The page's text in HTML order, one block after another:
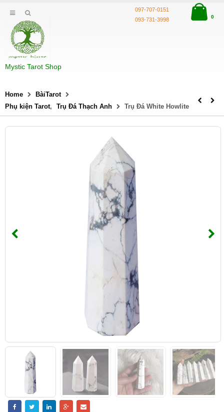
Mystic Tarot Shop
097-707-0151
093-731-3998
0
Home
BàiTarot
Phụ kiện Tarot, Trụ Đá Thạch Anh Trụ Đá White Howlite